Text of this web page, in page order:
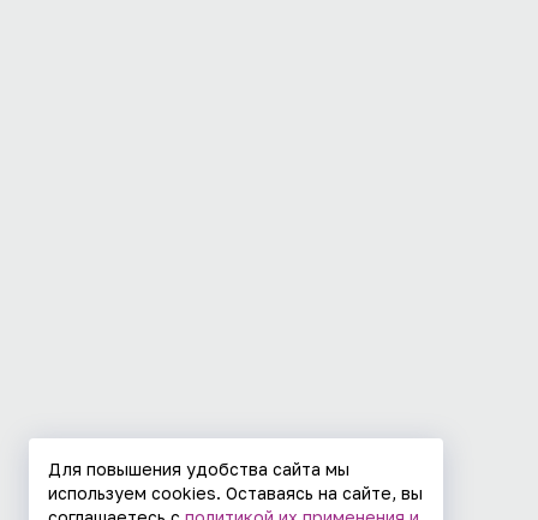
Для повышения удобства сайта мы
используем cookies. Оставаясь на сайте, вы